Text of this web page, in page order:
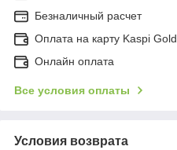
Безналичный расчет
Оплата на карту Kaspi Gold
Онлайн оплата
Все условия оплаты
Условия возврата